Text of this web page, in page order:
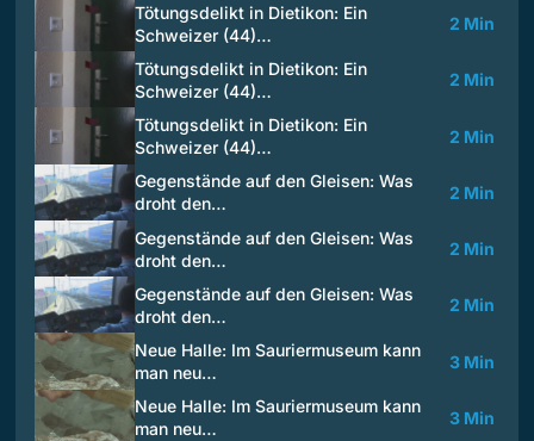
Tötungsdelikt in Dietikon: Ein
Schweizer (44)…
2 Min
Tötungsdelikt in Dietikon: Ein
Schweizer (44)…
2 Min
Tötungsdelikt in Dietikon: Ein
Schweizer (44)…
2 Min
Gegenstände auf den Gleisen: Was
droht den…
2 Min
Gegenstände auf den Gleisen: Was
droht den…
2 Min
Gegenstände auf den Gleisen: Was
droht den…
2 Min
Neue Halle: Im Sauriermuseum kann
man neu…
3 Min
Neue Halle: Im Sauriermuseum kann
man neu…
3 Min